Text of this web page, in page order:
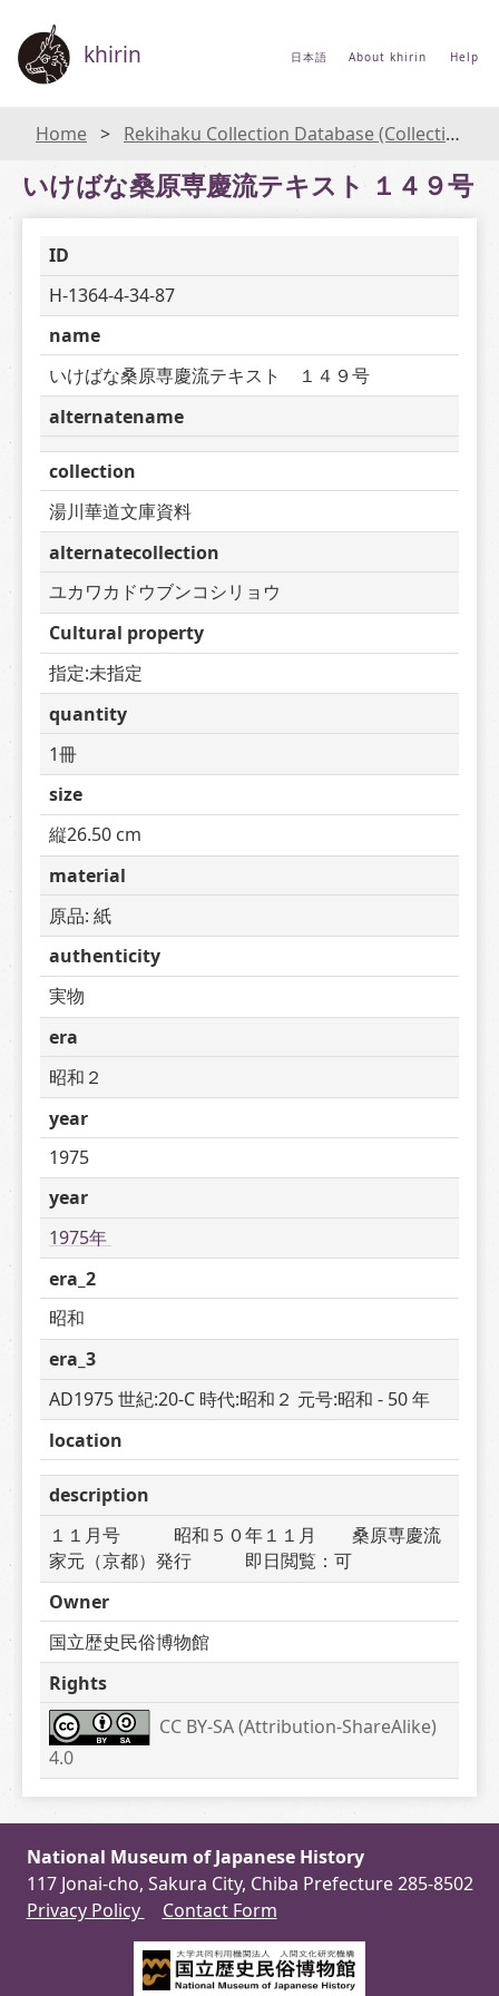
khirin 日本語 About khirin Help
Home Rekihaku Collection Database (Collections Database of the National Museum of Japanese History)
いけばな桑原専慶流テキスト １４９号
ID
H-1364-4-34-87
name
いけばな桑原専慶流テキスト　１４９号
alternatename
collection
湯川華道文庫資料
alternatecollection
ユカワカドウブンコシリョウ
Cultural property
指定:未指定
quantity
1冊
size
縦26.50 cm
material
原品: 紙
authenticity
実物
era
昭和２
year
1975
year
1975年
era_2
昭和
era_3
AD1975 世紀:20-C 時代:昭和２ 元号:昭和 - 50 年
location
description
１１月号　　　昭和５０年１１月　　桑原専慶流
家元（京都）発行　　　即日閲覧：可
Owner
国立歴史民俗博物館
Rights
CC BY-SA (Attribution-ShareAlike)
4.0
National Museum of Japanese History
117 Jonai-cho, Sakura City, Chiba Prefecture 285-8502
Privacy Policy
Contact Form